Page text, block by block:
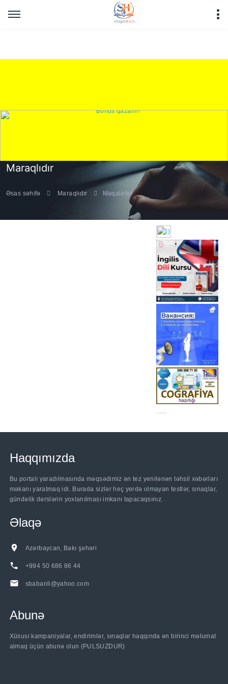
Warning
: Undefined array key "HTTP_REFERER" in
/home/shagirdinfo/public_html/articles/article_main_file.php
Maraqlıdır
Əsas səhifə Maraqlıdır Məqalələr
https://wa.me/
......
Haqqımızda
Bu portalı yaradılmasında məqsədimiz ən tez yenilənən təhsil xəbərlərı
məkanı yaratmaq idi. Burada sizlər heç yerdə olmayan testlər, sınaqlar,
gündəlik dərslərin yoxlanılması imkanı tapacaqsınız.
Əlaqə
Azərbaycan, Bakı şəhəri
+994 50 686 86 44
sbabanli@yahoo.com
Abunə
Xüsusi kampaniyalar, endirimlər, sınaqlar haqqında ən birinci məlumat
almaq üçün abunə olun (PULSUZDUR)